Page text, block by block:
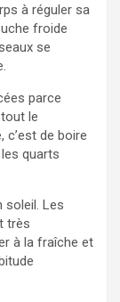
à réguler sa
froide
se
parce
le
c’est de boire
quarts
soleil. Les
très
à la fraîche et